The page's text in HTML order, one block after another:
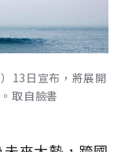
13日宣布，將展開
取自臉書